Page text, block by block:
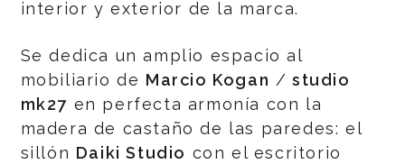
interior y exterior de la marca.
Se dedica un amplio espacio al
mobiliario de Marcio Kogan / studio
mk27 en perfecta armonía con la
madera de castaño de las paredes: el
sillón Daiki Studio con el escritorio